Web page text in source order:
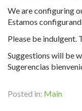
We are configuring
Estamos
Please be indulgent.
Suggestions will be
Sugerencias
Posted in: Main